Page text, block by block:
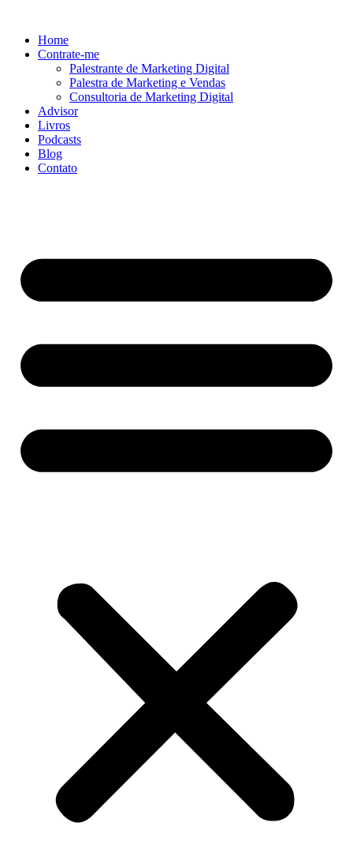
conteúdo
Home
Contrate-me
Palestrante de Marketing Digital
Palestra de Marketing e Vendas
Consultoria de Marketing Digital
Advisor
Livros
Podcasts
Blog
Contato